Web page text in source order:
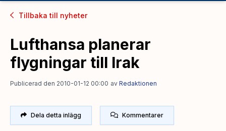
Tillbaka till nyheter
Lufthansa planerar
flygningar till Irak
Publicerad den 2010-01-12 00:00 av Redaktionen
Dela detta inlägg Kommentarer